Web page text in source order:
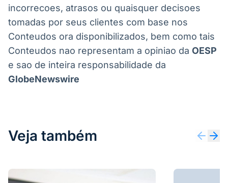
incorrecoes, atrasos ou quaisquer decisoes
tomadas por seus clientes com base nos
Conteudos ora disponibilizados, bem como tais
Conteudos nao representam a opiniao da OESP
e sao de inteira responsabilidade da
GlobeNewswire
Veja também